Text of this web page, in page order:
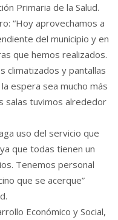
Primaria de la Salud.
“Hoy aprovechamos a
del municipio y en
que hemos realizados.
climatizados y pantallas
espera sea mucho más
salas tuvimos alrededor
uso del servicio que
que todas tienen un
Tenemos personal
que se acerque”
Económico y Social,